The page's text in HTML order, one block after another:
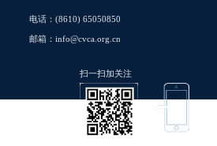
电话：(8610) 65050850
邮箱：info@cvca.org.cn
扫一扫加关注